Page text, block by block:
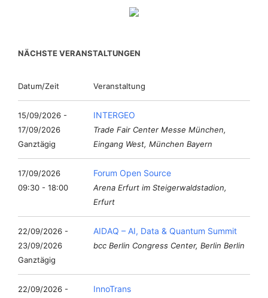
NÄCHSTE VERANSTALTUNGEN
Datum/Zeit Veranstaltung
15/09/2026 -
17/09/2026
Ganztägig
INTERGEO
Trade Fair Center Messe München,
Eingang West, München Bayern
17/09/2026
09:30 - 18:00
Forum Open Source
Arena Erfurt im Steigerwaldstadion,
Erfurt
22/09/2026 -
23/09/2026
Ganztägig
AIDAQ – AI, Data & Quantum Summit
bcc Berlin Congress Center, Berlin Berlin
22/09/2026 -
InnoTrans